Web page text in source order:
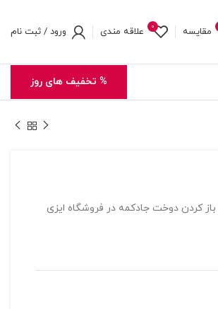
مقایسه 0 علاقه مندی ورود / ثبت نام
% تخفیف های روز
کردن دوخت جادکمه در فروشگاه ایزی